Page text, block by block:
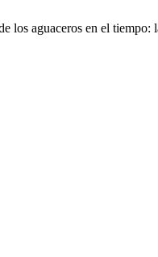
los aguaceros en el